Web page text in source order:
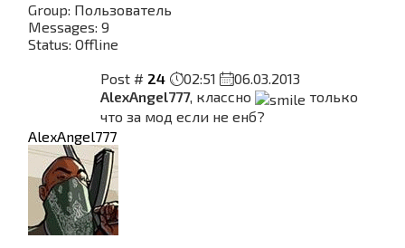
Group: Пользователь
Messages: 9
Status: Offline
Post # 24 02:51
06.03.2013
AlexAngel777, классно
только
что за мод если не енб?
AlexAngel777